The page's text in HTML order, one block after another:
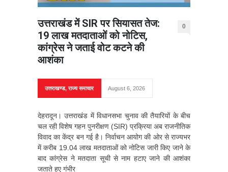
उत्तराखंड में SIR पर सियासत तेज:
19 लाख मतदाताओं को नोटिस,
कांग्रेस ने जताई वोट कटने की
आशंका
0
उत्तराखण्ड,राज्य समाचार August 6, 2026
देहरादून। उत्तराखंड में विधानसभा चुनाव की तैयारियों के बीच
चल रही विशेष गहन पुनरीक्षण (SIR) प्रक्रिया अब राजनीतिक
विवाद का केंद्र बन गई है। निर्वाचन आयोग की ओर से राज्यभर
में करीब 19.04 लाख मतदाताओं को नोटिस जारी किए जाने के
बाद कांग्रेस ने मतदाता सूची से नाम हटाए जाने की आशंका
जताते हुए गंभीर